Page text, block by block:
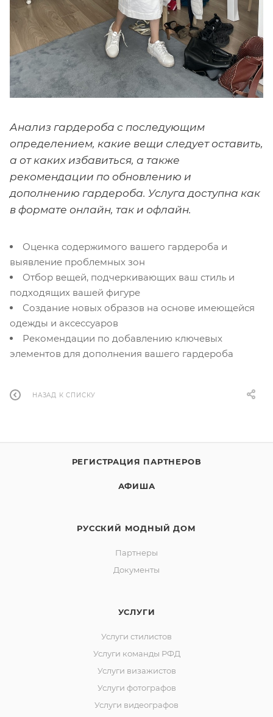
Анализ гардероба с последующим
определением, какие вещи следует оставить,
а от каких избавиться, а также
рекомендации по обновлению и
дополнению гардероба. Услуга доступна как
в формате онлайн, так и офлайн.
Оценка содержимого вашего гардероба и
выявление проблемных зон
Отбор вещей, подчеркивающих ваш стиль и
подходящих вашей фигуре
Создание новых образов на основе имеющейся
одежды и аксессуаров
Рекомендации по добавлению ключевых
элементов для дополнения вашего гардероба
НАЗАД К СПИСКУ
РЕГИСТРАЦИЯ ПАРТНЕРОВ
АФИША
РУССКИЙ МОДНЫЙ ДОМ
Партнеры
Документы
УСЛУГИ
Услуги стилистов
Услуги команды РФД
Услуги визажистов
Услуги фотографов
Услуги видеографов